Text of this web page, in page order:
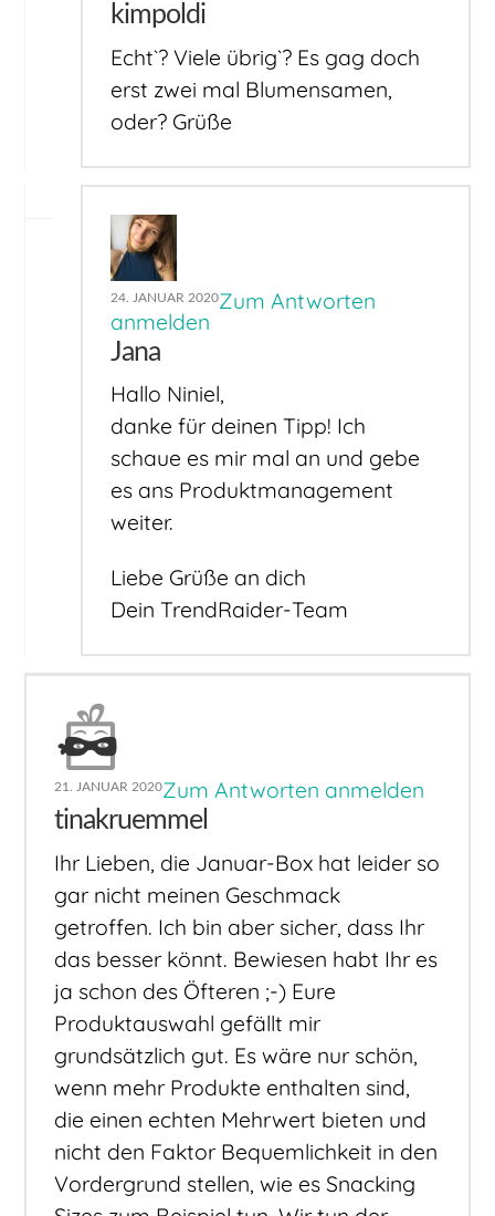
kimpoldi
Echt`? Viele übrig`? Es gag doch
erst zwei mal Blumensamen,
oder? Grüße
24. JANUAR 2020Zum Antworten
anmelden
Jana
Hallo Niniel,
danke für deinen Tipp! Ich
schaue es mir mal an und gebe
es ans Produktmanagement
weiter.
Liebe Grüße an dich
Dein TrendRaider-Team
21. JANUAR 2020Zum Antworten anmelden
tinakruemmel
Ihr Lieben, die Januar-Box hat leider so
gar nicht meinen Geschmack
getroffen. Ich bin aber sicher, dass Ihr
das besser könnt. Bewiesen habt Ihr es
ja schon des Öfteren ;-) Eure
Produktauswahl gefällt mir
grundsätzlich gut. Es wäre nur schön,
wenn mehr Produkte enthalten sind,
die einen echten Mehrwert bieten und
nicht den Faktor Bequemlichkeit in den
Vordergrund stellen, wie es Snacking